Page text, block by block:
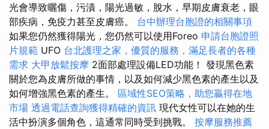
光會導致曬傷，污漬，陽光過敏，脫水，早期皮膚衰老，眼
部疾病，免疫力甚至皮膚癌。 台中辦理台胞證的相關事項
如果您仍然獲得陽光，您仍然可以使用Foreo 申請台胞證照
片規範 UFO 台北護理之家，優質的服務，滿足長者的各種
需求 大甲放鬆按摩 2面部處理設備LED功能！ 發現黑色素
關於您為皮膚所做的事情，以及如何減少黑色素的產生以及
如何增強黑色素的產生。 區域性SEO策略，助您贏得在地
市場 透過電話查詢獲得精確的資訊 現代女性可以在她的生
活中扮演多個角色，這通常同時受到挑戰。 按摩服務推薦